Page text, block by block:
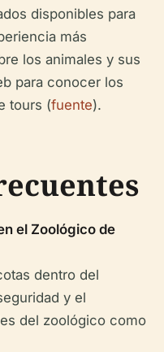
disponibles para
más
los animales y sus
para conocer los
tours (fuente).
el Zoológico de
dentro del
y el
del zoológico como